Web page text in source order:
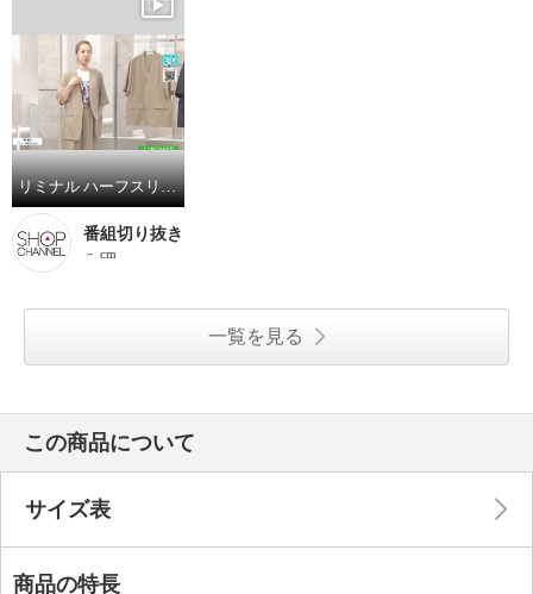
リミナル ハーフスリーブ ジャケット
番組切り抜き
－ cm
一覧を見る
この商品について
サイズ表
商品の特長